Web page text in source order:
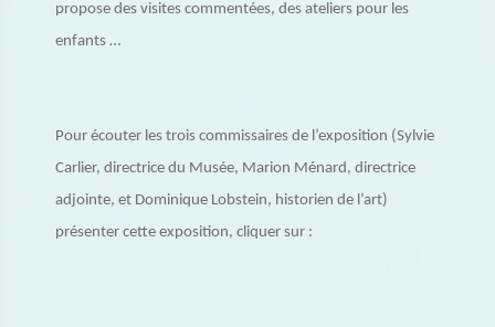
propose des visites commentées, des ateliers pour les
enfants …
Pour écouter les trois commissaires de l’exposition (Sylvie
Carlier, directrice du Musée, Marion Ménard, directrice
adjointe, et Dominique Lobstein, historien de l’art)
présenter cette exposition, cliquer sur :